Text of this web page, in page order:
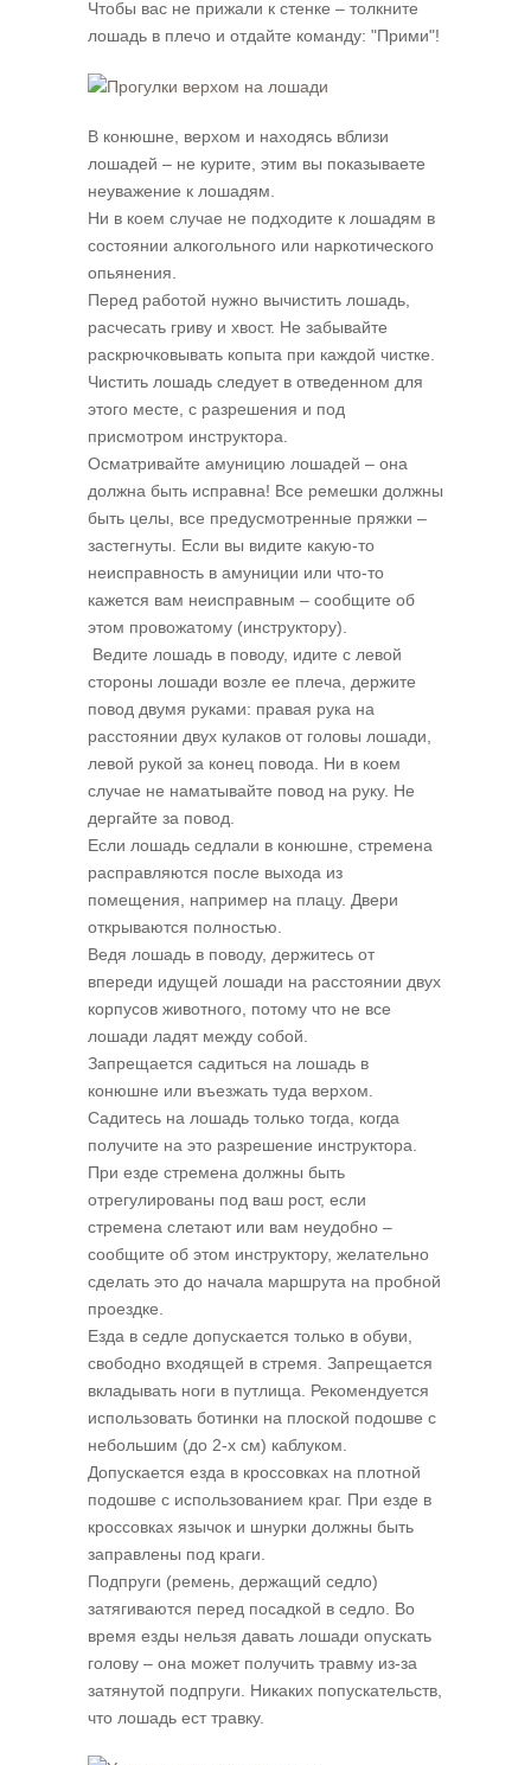
Чтобы вас не прижали к стенке – толкните
лошадь в плечо и отдайте команду: "Прими"!
В конюшне, верхом и находясь вблизи
лошадей – не курите, этим вы показываете
неуважение к лошадям.
Ни в коем случае не подходите к лошадям в
состоянии алкогольного или наркотического
опьянения.
Перед работой нужно вычистить лошадь,
расчесать гриву и хвост. Не забывайте
раскрючковывать копыта при каждой чистке.
Чистить лошадь следует в отведенном для
этого месте, с разрешения и под
присмотром инструктора.
Осматривайте амуницию лошадей – она
должна быть исправна! Все ремешки должны
быть целы, все предусмотренные пряжки –
застегнуты. Если вы видите какую-то
неисправность в амуниции или что-то
кажется вам неисправным – сообщите об
этом провожатому (инструктору).
Ведите лошадь в поводу, идите с левой
стороны лошади возле ее плеча, держите
повод двумя руками: правая рука на
расстоянии двух кулаков от головы лошади,
левой рукой за конец повода. Ни в коем
случае не наматывайте повод на руку. Не
дергайте за повод.
Если лошадь седлали в конюшне, стремена
расправляются после выхода из
помещения, например на плацу. Двери
открываются полностью.
Ведя лошадь в поводу, держитесь от
впереди идущей лошади на расстоянии двух
корпусов животного, потому что не все
лошади ладят между собой.
Запрещается садиться на лошадь в
конюшне или въезжать туда верхом.
Садитесь на лошадь только тогда, когда
получите на это разрешение инструктора.
При езде стремена должны быть
отрегулированы под ваш рост, если
стремена слетают или вам неудобно –
сообщите об этом инструктору, желательно
сделать это до начала маршрута на пробной
проездке.
Езда в седле допускается только в обуви,
свободно входящей в стремя. Запрещается
вкладывать ноги в путлища. Рекомендуется
использовать ботинки на плоской подошве с
небольшим (до 2-х см) каблуком.
Допускается езда в кроссовках на плотной
подошве с использованием краг. При езде в
кроссовках язычок и шнурки должны быть
заправлены под краги.
Подпруги (ремень, держащий седло)
затягиваются перед посадкой в седло. Во
время езды нельзя давать лошади опускать
голову – она может получить травму из-за
затянутой подпруги. Никаких попускательств,
что лошадь ест травку.